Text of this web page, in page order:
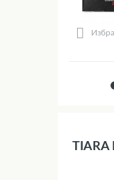
TIARA